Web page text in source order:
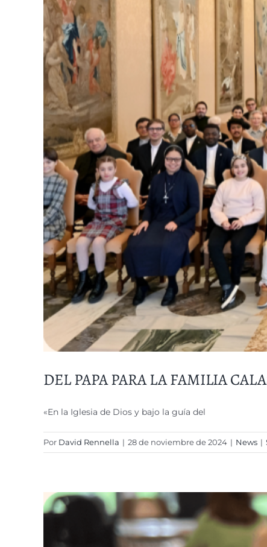
DEL PAPA PARA LA FAMILIA
«En la Iglesia de Dios y bajo la guía del
Por David Rennella | 28 de noviembre de 2024 | News |